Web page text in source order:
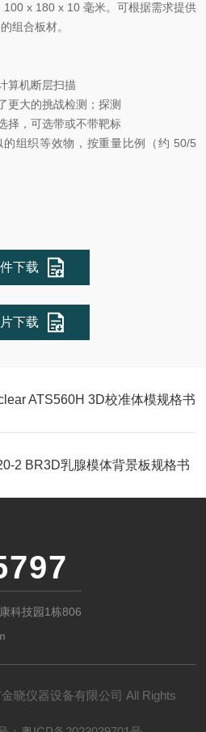
x 180 x 10 毫米。可根据需求提供
组合板材。
算机断层扫描
更大的挑战检测；探测
择，可选带或不带靶标
组织等效物，按重量比例（约 50/5
下载
下载
ATS560H 3D校准体模规格书
2 BR3D乳腺模体背景板规格书
科技园1栋806
晓仪器设备有限公司 All Rights